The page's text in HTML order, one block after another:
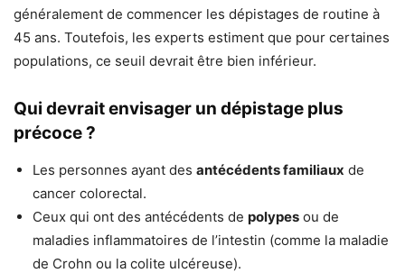
généralement de commencer les dépistages de routine à
45 ans. Toutefois, les experts estiment que pour certaines
populations, ce seuil devrait être bien inférieur.
Qui devrait envisager un dépistage plus
précoce ?
Les personnes ayant des antécédents familiaux de
cancer colorectal.
Ceux qui ont des antécédents de polypes ou de
maladies inflammatoires de l’intestin (comme la maladie
de Crohn ou la colite ulcéreuse).